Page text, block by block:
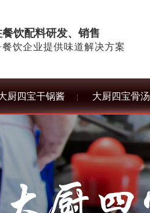
餐饮配料研发、销售
餐饮企业提供味道解决方案
厨四宝干锅酱 大厨四宝骨汤